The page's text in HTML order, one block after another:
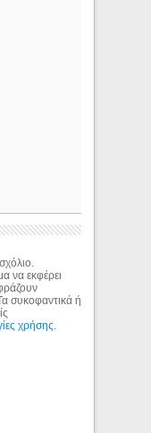
να εκφέρει
συκοφαντικά ή
χρήσης.